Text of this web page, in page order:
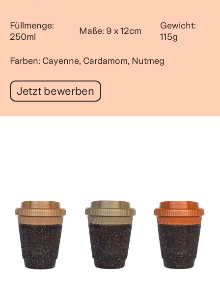
Füllmenge:
250ml
Maße: 9 x 12cm
Gewicht:
115g
Farben: Cayenne, Cardamom, Nutmeg
Jetzt bewerben